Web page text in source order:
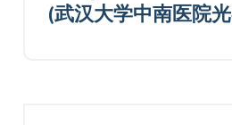
(武汉大学中南医院